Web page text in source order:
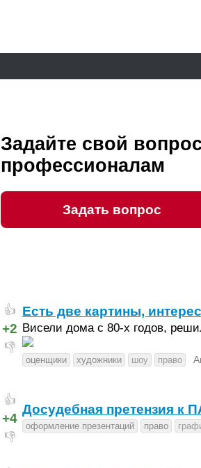
Задайте свой
профессионалам
Задать вопрос
👍
+2
👎
Есть две картины,
Висели дома с 80-х годов,
оценщики художники шоу право
👍
+4
👎
Досудебная претензия к
оформление презентаций право